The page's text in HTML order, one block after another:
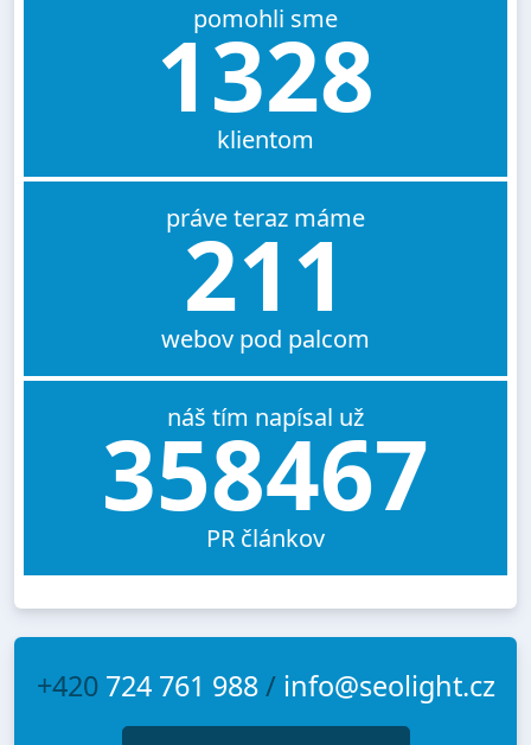
pomohli sme
1328
klientom
práve teraz máme
211
webov pod palcom
náš tím napísal už
358467
PR článkov
+420 724 761 988/ info@seolight.cz